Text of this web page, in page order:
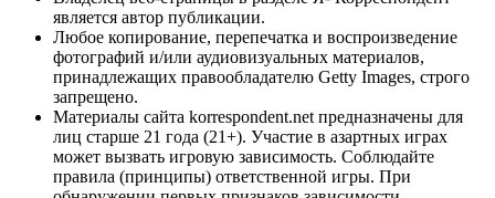
является автор публикации.
Любое копирование, перепечатка и воспроизведение
фотографий и/или аудиовизуальных материалов,
принадлежащих правообладателю Getty Images, строго
запрещено.
Материалы сайта korrespondent.net предназначены для
лиц старше 21 года (21+). Участие в азартных играх
может вызвать игровую зависимость. Соблюдайте
правила (принципы) ответственной игры. При